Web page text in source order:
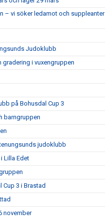
– vi söker ledamot och suppleanter
Judoklubb
gradering i vuxengruppen
på Bohusdal Cup 3
barngruppen
judoklubb
Lilla Edet
Cup 3 i Brastad
november